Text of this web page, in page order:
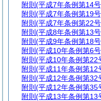
附則 (平成7年条例第14
附則 (平成7年条例第19
附則 (平成7年条例第22
附則 (平成8年条例第13
附則 (平成9年条例第18
附則 (平成10年条例第6
附則 (平成10年条例第22
附則 (平成11年条例第12
附則 (平成12年条例第32
附則 (平成12年条例第35
附則 (平成13年条例第13